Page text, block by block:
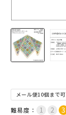
メール便10個まで可
難易度：